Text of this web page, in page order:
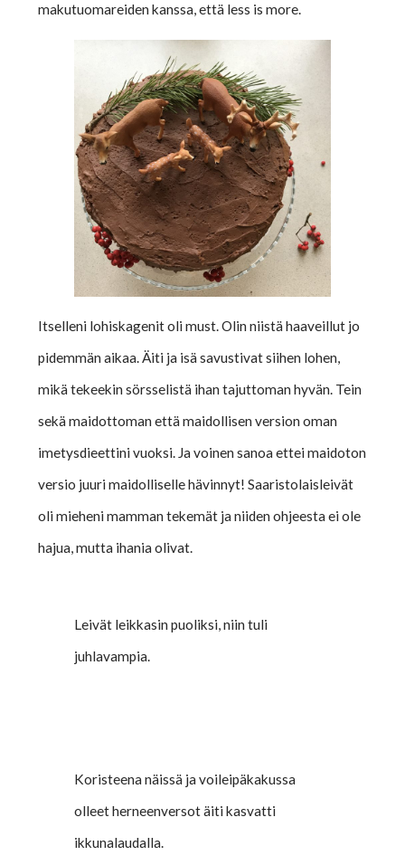
makutuomareiden kanssa, että less is more.
Itselleni lohiskagenit oli must. Olin niistä haaveillut jo
pidemmän aikaa. Äiti ja isä savustivat siihen lohen,
mikä tekeekin sörsselistä ihan tajuttoman hyvän. Tein
sekä maidottoman että maidollisen version oman
imetysdieettini vuoksi. Ja voinen sanoa ettei maidoton
versio juuri maidolliselle hävinnyt! Saaristolaisleivät
oli mieheni mamman tekemät ja niiden ohjeesta ei ole
hajua, mutta ihania olivat.
Leivät leikkasin puoliksi, niin tuli
juhlavampia.
Koristeena näissä ja voileipäkakussa
olleet herneenversot äiti kasvatti
ikkunalaudalla.